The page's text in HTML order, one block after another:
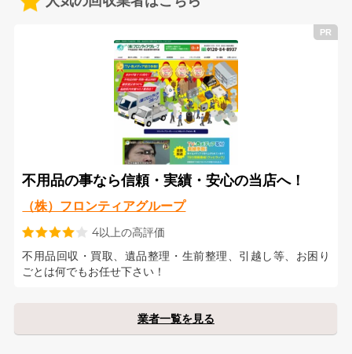
不用品の事なら信頼・実績・安心の当店へ！
（株）フロンティアグループ
4以上の高評価
不用品回収・買取、遺品整理・生前整理、引越し等、お困り
ごとは何でもお任せ下さい！
業者一覧を見る